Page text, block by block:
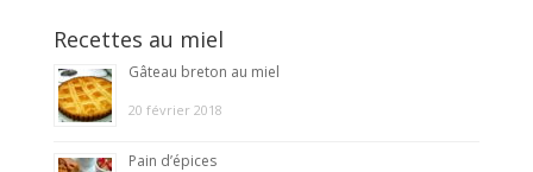
Recettes au miel
Gâteau breton au miel
20 février 2018
Pain d’épices